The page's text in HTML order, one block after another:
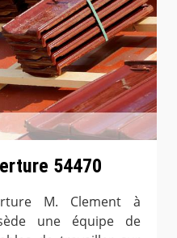
54470
M. Clement à
une équipe de